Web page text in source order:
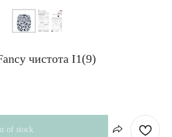
чистота I1(9)
of stock